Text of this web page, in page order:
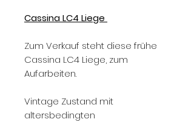
Cassina LC4 Liege
Zum Verkauf steht diese frühe
Cassina LC4 Liege, zum
Aufarbeiten.
Vintage Zustand mit
altersbedingten